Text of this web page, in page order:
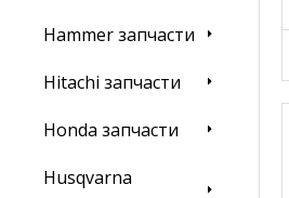
Hammer запчасти
Hitachi запчасти
Honda запчасти
Husqvarna